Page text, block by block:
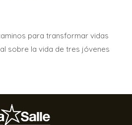
para transformar vidas
sobre la vida de tres jóvenes